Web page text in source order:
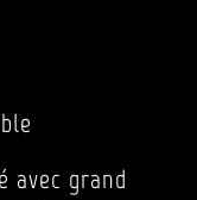
avec grand